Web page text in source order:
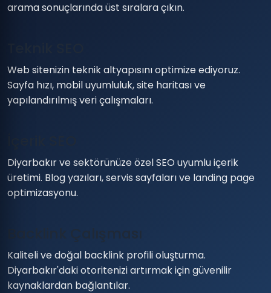
arama sonuçlarında üst sıralara çıkın.
Web sitenizin teknik altyapısını optimize ediyoruz.
Sayfa hızı, mobil uyumluluk, site haritası ve
yapılandırılmış veri çalışmaları.
Diyarbakır ve sektörünüze özel SEO uyumlu içerik
üretimi. Blog yazıları, servis sayfaları ve landing page
optimizasyonu.
Backlink Çalışması
Kaliteli ve doğal backlink profili oluşturma.
Diyarbakır'daki otoritenizi artırmak için güvenilir
kaynaklardan bağlantılar.